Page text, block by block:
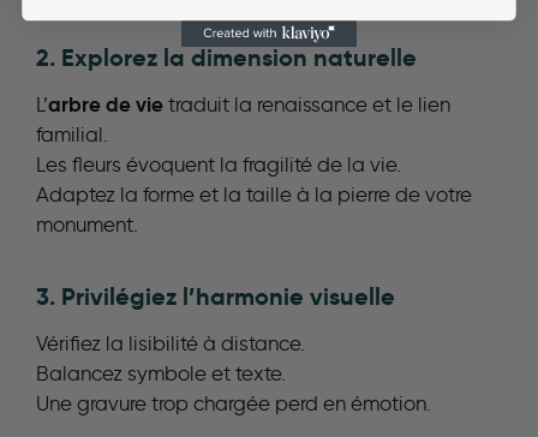
2. Explorez la dimension naturelle
L’arbre de vie traduit la renaissance et le lien
familial.
Les fleurs évoquent la fragilité de la vie.
Adaptez la forme et la taille à la pierre de votre
monument.
3. Privilégiez l’harmonie visuelle
Vérifiez la lisibilité à distance.
Balancez symbole et texte.
Une gravure trop chargée perd en émotion.